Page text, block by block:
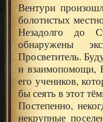
Вентури
болотистых
Незадолго до
обнаружены
Просветитель.
и взаимопомощи,
его учеников,
бы сеять в этот
Постепенно,
некрупные